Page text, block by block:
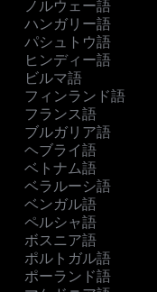
ノルウェー語
ハンガリー語
パシュトウ語
ヒンディー語
ビルマ語
フィンランド語
フランス語
ブルガリア語
ヘブライ語
ベトナム語
ベラルーシ語
ベンガル語
ペルシャ語
ボスニア語
ポルトガル語
ポーランド語